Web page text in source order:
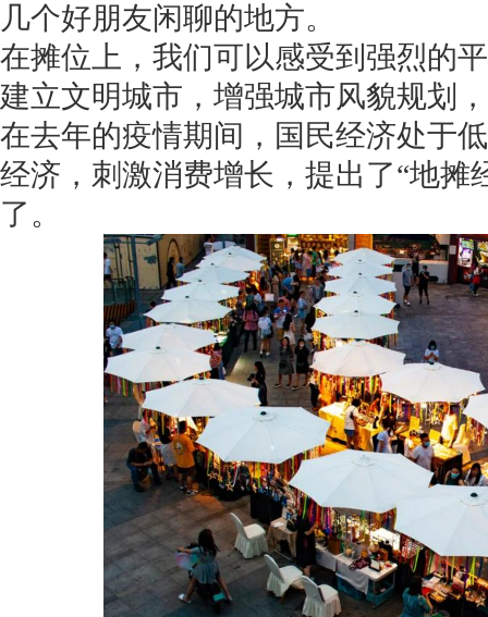
几个好朋友闲聊的地方。
在摊位上，我们可以感受到强烈的
建立文明城市，增强城市风貌规划
在去年的疫情期间，国民经济处于
经济，刺激消费增长，提出了“地摊
了。
获得产品报价方案
1万个想法不如1次的方案落地
扫码添加[商务总监]沟通方案
扫码沟通